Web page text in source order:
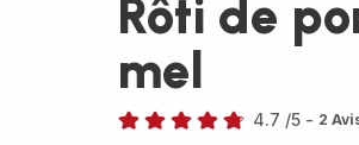
Rôti de
mel
4.7 /5 - 2